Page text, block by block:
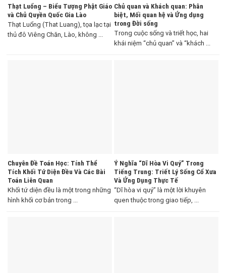
Thạt Luổng – Biểu Tượng Phật Giáo
và Chủ Quyền Quốc Gia Lào
Thạt Luổng (That Luang), tọa lạc tại
thủ đô Viêng Chăn, Lào, không ...
Chủ quan và Khách quan: Phân
biệt, Mối quan hệ và Ứng dụng
trong Đời sống
Trong cuộc sống và triết học, hai
khái niệm “chủ quan” và “khách ...
Chuyên Đề Toán Học: Tính Thể
Tích Khối Tứ Diện Đều Và Các Bài
Toán Liên Quan
Khối tứ diện đều là một trong những
hình khối cơ bản trong ...
Ý Nghĩa “Dĩ Hòa Vi Quý” Trong
Tiếng Trung: Triết Lý Sống Cổ Xưa
Và Ứng Dụng Thực Tế
“Dĩ hòa vi quý” là một lời khuyên
quen thuộc trong giao tiếp, ...